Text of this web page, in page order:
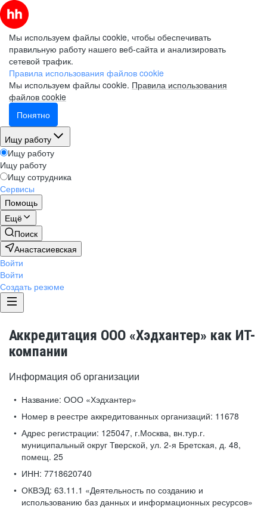
Мы используем файлы cookie, чтобы обеспечивать
правильную работу нашего веб-сайта и анализировать
сетевой трафик.
Правила использования файлов cookie
Мы используем файлы cookie. Правила использования
файлов cookie
Понятно
Ищу работу
Ищу работу
Ищу работу
Ищу сотрудника
Сервисы
Помощь
Ещё
Поиск
Анастасиевская
Войти
Войти
Создать резюме
Аккредитация ООО «Хэдхантер» как ИТ-
компании
Информация об организации
Название: ООО «Хэдхантер»
Номер в реестре аккредитованных организаций: 11678
Адрес регистрации: 125047, г.Москва, вн.тур.г.
муниципальный округ Тверской, ул. 2-я Бретская, д. 48,
помещ. 25
ИНН: 7718620740
ОКВЭД: 63.11.1 «Деятельность по созданию и
использованию баз данных и информационных ресурсов»